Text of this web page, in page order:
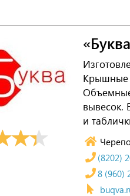
Крышные
вывесок.
и
(8202)
8 (960)